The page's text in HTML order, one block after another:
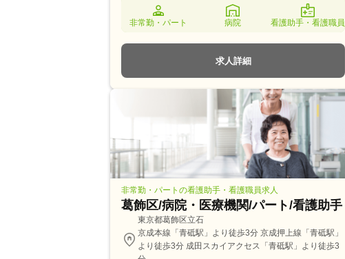
非常勤・パート 病院 看護助手・看護職員
求人詳細
非常勤・パートの看護助手・看護職員求人
葛飾区/病院・医療機関/パート/看護助手
東京都葛飾区立石
京成本線「青砥駅」より徒歩3分 京成押上線「青砥駅」
より徒歩3分 成田スカイアクセス「青砥駅」より徒歩3